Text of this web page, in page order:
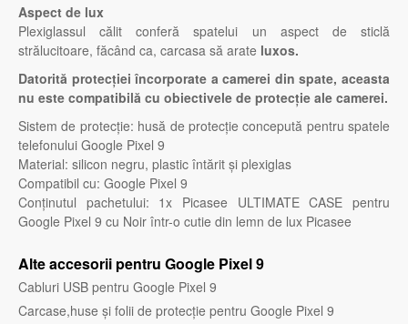
Aspect de lux
Plexiglassul călit conferă spatelui un aspect de sticlă
strălucitoare, făcând ca, carcasa să arate luxos.
Datorită protecției încorporate a camerei din spate, aceasta
nu este compatibilă cu obiectivele de protecție ale camerei.
Sistem de protecție: husă de protecție concepută pentru spatele
telefonului Google Pixel 9
Material: silicon negru, plastic întărit și plexiglas
Compatibil cu: Google Pixel 9
Conținutul pachetului: 1x Picasee ULTIMATE CASE pentru
Google Pixel 9 cu Noir într-o cutie din lemn de lux Picasee
Alte accesorii pentru Google Pixel 9
Cabluri USB pentru Google Pixel 9
Carcase,huse și folii de protecție pentru Google Pixel 9